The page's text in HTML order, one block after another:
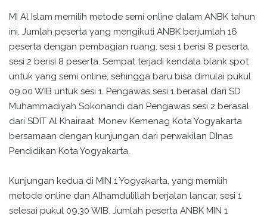
MI Al Islam memilih metode semi online dalam ANBK tahun
ini. Jumlah peserta yang mengikuti ANBK berjumlah 16
peserta dengan pembagian ruang, sesi 1 berisi 8 peserta,
sesi 2 berisi 8 peserta. Sempat terjadi kendala blank spot
untuk yang semi online, sehingga baru bisa dimulai pukul
09.00 WIB untuk sesi 1. Pengawas sesi 1 berasal dari SD
Muhammadiyah Sokonandi dan Pengawas sesi 2 berasal
dari SDIT Al Khairaat. Monev Kemenag Kota Yogyakarta
bersamaan dengan kunjungan dari perwakilan DInas
Pendidikan Kota Yogyakarta.
Kunjungan kedua di MIN 1 Yogyakarta, yang memilih
metode online dan Alhamdulillah berjalan lancar, sesi 1
selesai pukul 09.30 WIB. Jumlah peserta ANBK MIN 1